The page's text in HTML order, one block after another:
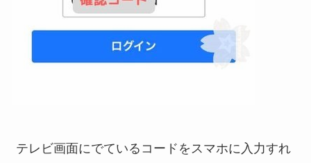
テレビ画面にでているコードをスマホに入力すれ